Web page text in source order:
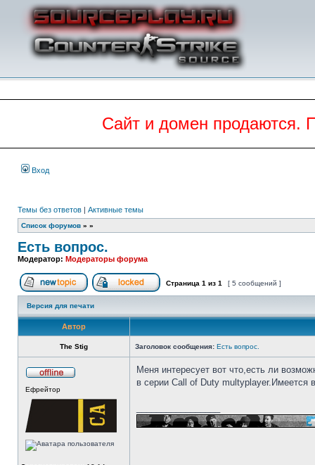
Сайт и домен продаются.
Вход
Темы без ответов | Активные темы
Список форумов » »
Есть вопрос.
Модератор: Модераторы форума
Начать новую тему Эта тема закрыта, вы не можете
Страница 1 из 1 [ 5 сообщений ]
Версия для печати
Автор
The Stig Заголовок сообщения: Есть вопрос.
сети
Ефрейтор
Меня интересует вот что,есть ли
в серии Call of Duty multyplayer.Имеется